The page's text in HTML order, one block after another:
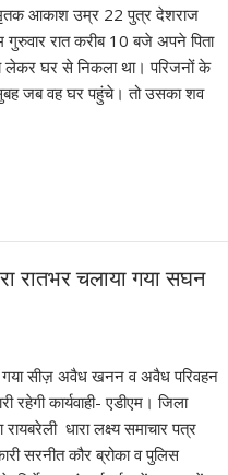
आकाश उम्र 22 पुत्र देशराज
गुरुवार रात करीब 10 बजे अपने पिता
घर से निकला था। परिजनों के
जब वह घर पहुंचे। तो उसका शव
रातभर चलाया गया सघन
गया सीज़ अवैध खनन व अवैध परिवहन
रहेगी कार्यवाही- एडीएम। जिला
रायबरेली धारा लक्ष्य समाचार पत्र
सरनीत कौर ब्रोका व पुलिस